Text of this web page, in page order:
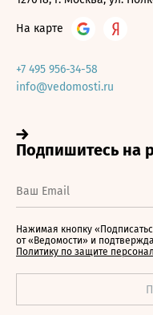
На карте
+7 495 956-34-58
info@vedomosti.ru
Нажимая кнопку
от «Ведомости» и
Политику по защите